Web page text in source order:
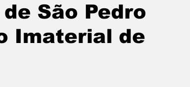
São Pedro
Imaterial de